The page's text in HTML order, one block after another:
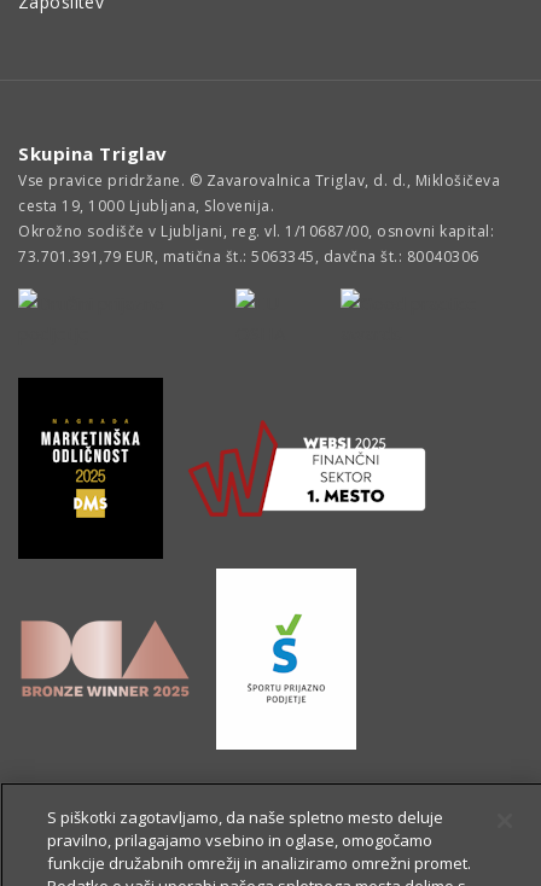
Skupina Triglav
Vse pravice pridržane. © Zavarovalnica Triglav, d. d., Miklošičeva
cesta 19, 1000 Ljubljana, Slovenija.
Okrožno sodišče v Ljubljani, reg. vl. 1/10687/00, osnovni kapital:
73.701.391,79 EUR, matična št.: 5063345, davčna št.: 80040306
S piškotki zagotavljamo, da naše spletno mesto deluje
pravilno, prilagajamo vsebino in oglase, omogočamo
funkcije družabnih omrežij in analiziramo omrežni promet.